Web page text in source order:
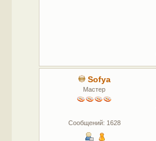
Sofya
Мастер
Сообщений: 1628